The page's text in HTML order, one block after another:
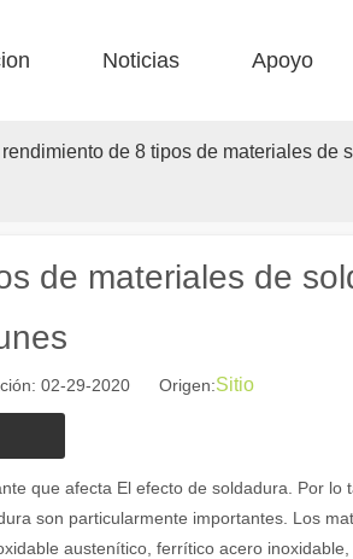
Noticias Apoyo
rendimiento de 8 tipos de materiales de
y el paisaje industrial, las máquinas
de materiales de
02-29-2020 Origen:Sitio
que afecta El efecto de soldadura. Por lo
son particularmente importantes. Los
austenítico, ferrítico acero